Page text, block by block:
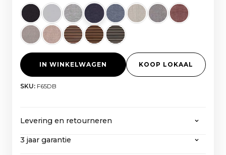
IN WINKELWAGEN KOOP LOKAAL
SKU: F65DB
Levering en retourneren
CANVAS biedt gratis verzending op alle
3 jaar garantie